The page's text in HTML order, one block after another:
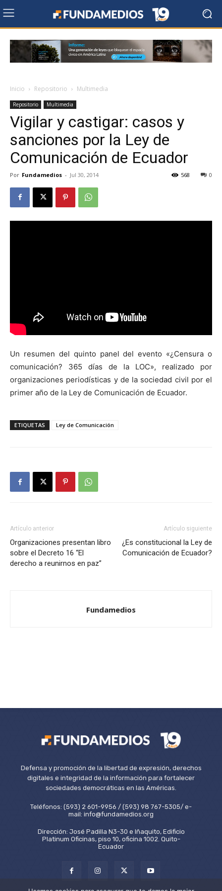
Inicio Repositorio Multimedia
Repositorio Multimedia
Vigilar y castigar: casos y
sanciones por la Ley de
Comunicación de Ecuador
Por Fundamedios - Jul 30, 2014 0
568
Un resumen del quinto panel del evento «¿Censura o
comunicación? 365 días de la LOC», realizado por
organizaciones periodísticas y de la sociedad civil por el
primer año de la Ley de Comunicación de Ecuador.
ETIQUETAS Ley de Comunicación
Artículo anterior
Organizaciones presentan libro
sobre el Decreto 16 “El
derecho a reunirnos en paz”
Artículo siguiente
¿Es constitucional la Ley de
Comunicación de Ecuador?
Fundamedios
Defensa y promoción de la libertad de expresión, derechos
digitales e integridad de la información para fortalecer
sociedades democráticas en las Américas.
Teléfonos: (593) 2 601-9956 / (593) 98 767-5305/ e-
mail: info@fundamedios.org
Dirección: José Padilla N3-30 e Iñaquito, Edificio
Platinum Oficinas, piso 10, oficina 1002. Quito-
Ecuador